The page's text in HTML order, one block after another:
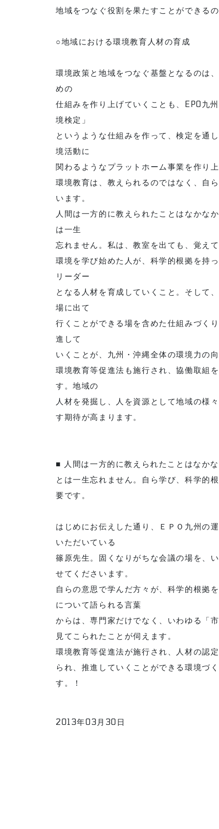
地域をつなぐ役割を果たすことができる
○地域における環境教育人材の育成
環境政策と地域をつなぐ基盤となるのは
めの
仕組みを作り上げていくことも、EPO九
境検定」
というような仕組みを作って、検定を通
境活動に
関わるようなプラットホーム事業を作り
環境教育は、教えられるのではなく、自
います。
人間は一方的に教えられたことはなかな
は一生
忘れません。私は、教室を出ても、覚え
環境を学び始めた人が、科学的根拠を持
リーダー
となる人材を育成していくこと。そして
場に出て
行くことができる場を含めた仕組みづく
進して
いくことが、九州・沖縄全体の環境力の
環境教育等促進法も施行され、協働取組
す。地域の
人材を発掘し、人を資源として地域の様
す期待が高まります。
■ 人間は一方的に教えられたことはなか
とは一生忘れません。自ら学び、科学的
要です。
はじめにお伝えした通り、ＥＰＯ九州の
いただいている
篠原先生。固くなりがちな会議の場を、
せてくださいます。
自らの意思で学んだ方々が、科学的根拠
について語られる言葉
からは、専門家だけでなく、いわゆる「
見てこられたことが伺えます。
環境教育等促進法が施行され、人材の認
られ、推進していくことができる環境づ
す。！
2013年03月30日